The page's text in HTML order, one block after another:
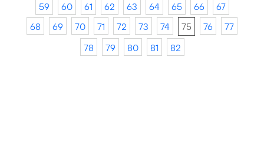
59
60 61 62 63 64 65 66
67
68
69 70 71 72 73 74 75 76
77
78
79 80 81 82